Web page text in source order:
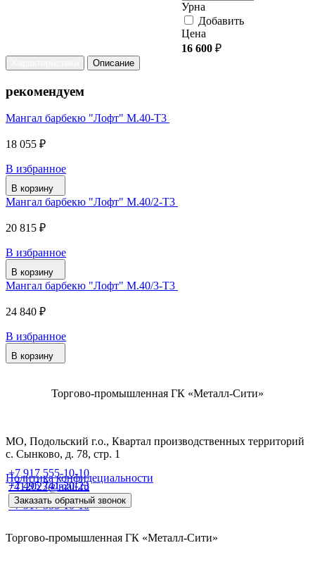
Урна
Добавить
Цена
16 600 ₽
Описание
рекомендуем
Мангал барбекю "Лофт" М.40-Т3
18 055 ₽
В избранное
В корзину
Мангал барбекю "Лофт" М.40/2-Т3
20 815 ₽
В избранное
В корзину
Мангал барбекю "Лофт" М.40/3-Т3
24 840 ₽
В избранное
В корзину
Торгово-промышленная ГК «Металл-Сити»
МО, Подольский г.о., Квартал производственных территорий
с. Сынково, д. 78, стр. 1
Политика конфидециальности
+7 917 555-10-10
+7 495 741-20-23
+7 917 555-10-10
7412023@mail.ru
Заказать обратный звонок
Торгово-промышленная ГК «Металл-Сити»